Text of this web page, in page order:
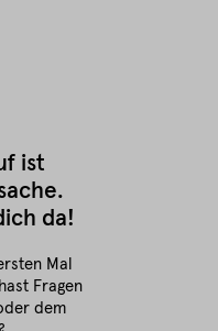
ist
da!
Mal
Fragen
dem